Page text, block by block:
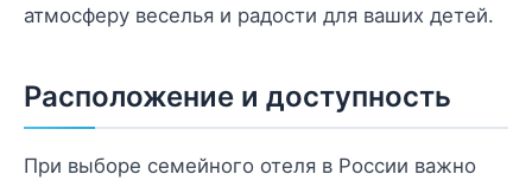
атмосферу веселья и радости для ваших детей.
Расположение и доступность
При выборе семейного отеля в России важно